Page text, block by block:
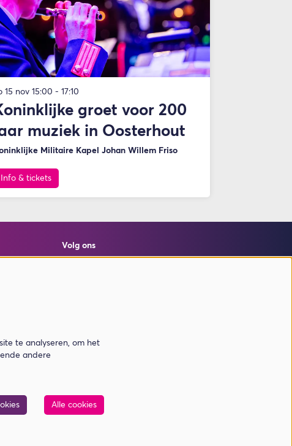
groet voor 200
muziek in Oosterhout
Militaire Kapel Johan Willem Friso
15 nov 15:00 - 17:10
Info & tickets
Volg ons
Deze site wordt beschermd door reCAPTCHA, dataverwerking gebeurt in
overeenstemming met de
te analyseren, om het
andere
Alle cookies